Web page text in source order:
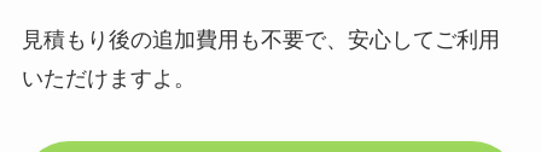
見積もり後の追加費用も不要で、安心してご利用
いただけますよ。